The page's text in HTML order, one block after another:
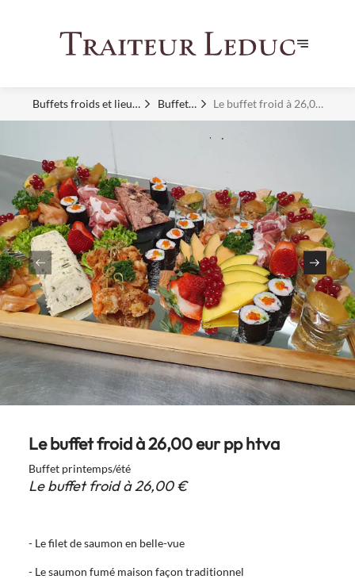
Buffets froids et lieux
d'exception
Buffets
Froids
Le buffet froid à 26,00
eur pp htva
Le buffet froid à 26,00 eur pp htva
Buffet printemps/été
Le buffet froid à 26,00 €
- Le filet de saumon en belle-vue
- Le saumon fumé maison façon traditionnel